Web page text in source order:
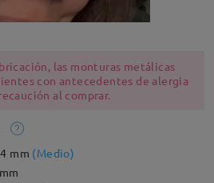
las monturas metálicas
con antecedentes de alergia
al comprar.
mm (Medio)